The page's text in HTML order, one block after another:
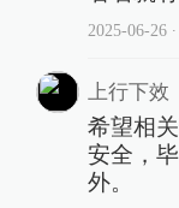
2025-06-26
上行下效
希望相
安全，
外。